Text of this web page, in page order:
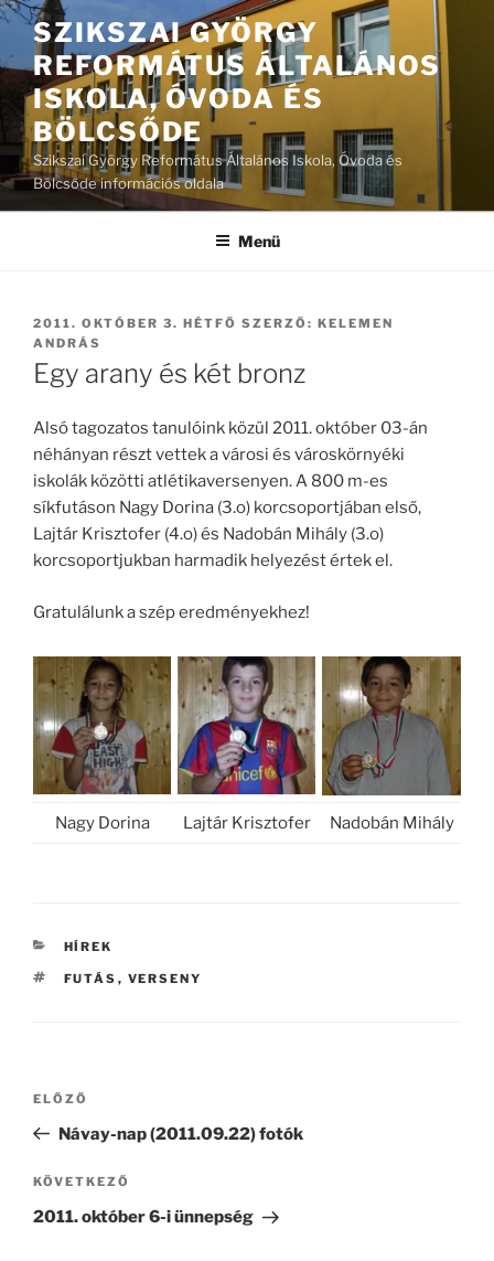
Tartalomhoz
SZIKSZAI GYÖRGY
REFORMÁTUS ÁLTALÁNOS
ISKOLA, ÓVODA ÉS
BÖLCSŐDE
Szikszai György Református Általános Iskola, Óvoda és
Bölcsőde információs oldala
Menü
BEKÜLDVE:
2011. OKTÓBER 3. HÉTFŐ SZERZŐ: KELEMEN
ANDRÁS
Egy arany és két bronz
Alsó tagozatos tanulóink közül 2011. október 03-án
néhányan részt vettek a városi és városkörnyéki
iskolák közötti atlétikaversenyen. A 800 m-es
síkfutáson Nagy Dorina (3.o) korcsoportjában első,
Lajtár Krisztofer (4.o) és Nadobán Mihály (3.o)
korcsoportjukban harmadik helyezést értek el.
Gratulálunk a szép eredményekhez!
Nagy Dorina Lajtár Krisztofer Nadobán Mihály
KATEGÓRIÁK
HÍREK
CÍMKÉK
FUTÁS , VERSENY
Bejegyzés
Korábbi
bejegyzés
ELŐZŐ
Návay-nap (2011.09.22) fotók
Következő
bejegyzés
KÖVETKEZŐ
2011. október 6-i ünnepség